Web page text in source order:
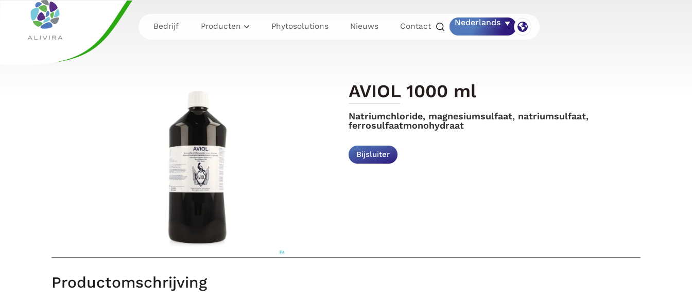
Bedrijf Producten Phytosolutions Nieuws Contact Nederlands
AVIOL 1000 ml
Natriumchloride, magnesiumsulfaat, natriumsulfaat,
ferrosulfaatmonohydraat
Bijsluiter
Productomschrijving